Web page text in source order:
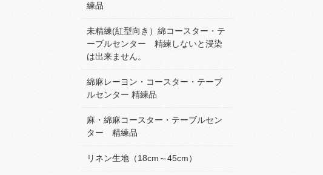
練品
未精練(紅型向き）綿コースター・テ
ーブルセンター 精練しないと浸染
は出来ません。
綿麻レーヨン・コースター・テーブ
ルセンター 精練品
麻・綿麻コースター・テーブルセン
ター 精練品
リネン生地（18cm～45cm）